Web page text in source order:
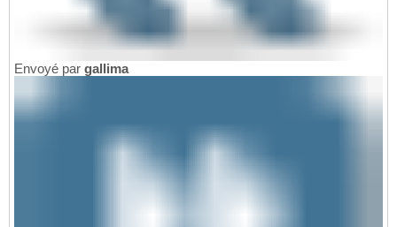
Envoyé par gallima